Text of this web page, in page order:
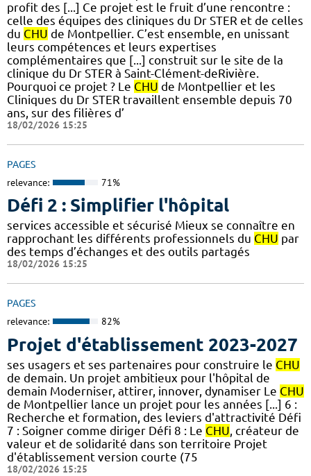
profit des [...] Ce projet est le fruit d’une rencontre :
celle des équipes des cliniques du Dr STER et de celles
du CHU de Montpellier. C’est ensemble, en unissant
leurs compétences et leurs expertises
complémentaires que [...] construit sur le site de la
clinique du Dr STER à Saint-Clément-deRivière.
Pourquoi ce projet ? Le CHU de Montpellier et les
Cliniques du Dr STER travaillent ensemble depuis 70
ans, sur des filières d’
18/02/2026 15:25
PAGES
relevance: 71%
Défi 2 : Simplifier l'hôpital
services accessible et sécurisé Mieux se connaître en
rapprochant les différents professionnels du CHU par
des temps d’échanges et des outils partagés
18/02/2026 15:25
PAGES
relevance: 82%
Projet d'établissement 2023-2027
ses usagers et ses partenaires pour construire le CHU
de demain. Un projet ambitieux pour l'hôpital de
demain Moderniser, attirer, innover, dynamiser Le CHU
de Montpellier lance un projet pour les années [...] 6 :
Recherche et formation, des leviers d'attractivité Défi
7 : Soigner comme diriger Défi 8 : Le CHU , créateur de
valeur et de solidarité dans son territoire Projet
d'établissement version courte (75
18/02/2026 15:25